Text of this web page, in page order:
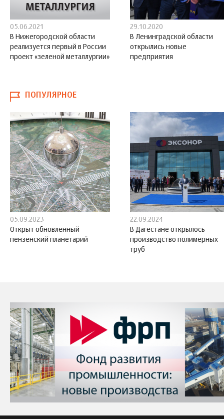
05.06.2021
В Нижегородской области
реализуется первый в России
проект «зеленой металлургии»
29.10.2020
В Ленинградской области
открылись новые
предприятия
ПОПУЛЯРНОЕ
05.09.2023
Открыт обновленный
пензенский планетарий
22.09.2024
В Дагестане открылось
производство полимерных
труб